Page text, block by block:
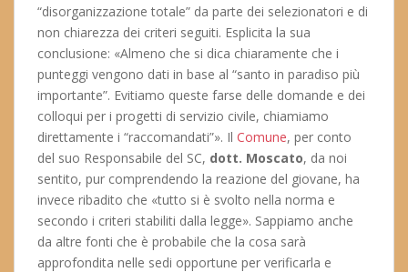
“disorganizzazione totale” da parte dei selezionatori e di
non chiarezza dei criteri seguiti. Esplicita la sua
conclusione: «Almeno che si dica chiaramente che i
punteggi vengono dati in base al “santo in paradiso più
importante”. Evitiamo queste farse delle domande e dei
colloqui per i progetti di servizio civile, chiamiamo
direttamente i “raccomandati”». Il Comune, per conto
del suo Responsabile del SC, dott. Moscato, da noi
sentito, pur comprendendo la reazione del giovane, ha
invece ribadito che «tutto si è svolto nella norma e
secondo i criteri stabiliti dalla legge». Sappiamo anche
da altre fonti che è probabile che la cosa sarà
approfondita nelle sedi opportune per verificarla e